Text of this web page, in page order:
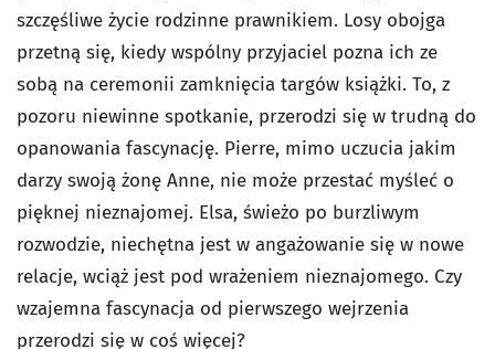
szczęśliwe życie rodzinne prawnikiem. Losy obojga
przetną się, kiedy wspólny przyjaciel pozna ich ze
sobą na ceremonii zamknięcia targów książki. To, z
pozoru niewinne spotkanie, przerodzi się w trudną do
opanowania fascynację. Pierre, mimo uczucia jakim
darzy swoją żonę Anne, nie może przestać myśleć o
pięknej nieznajomej. Elsa, świeżo po burzliwym
rozwodzie, niechętna jest w angażowanie się w nowe
relacje, wciąż jest pod wrażeniem nieznajomego. Czy
wzajemna fascynacja od pierwszego wejrzenia
przerodzi się w coś więcej?